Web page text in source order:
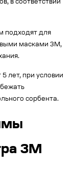
в соответствии
подходят для
масками 3М,
лет, при условии
сорбента.
3М